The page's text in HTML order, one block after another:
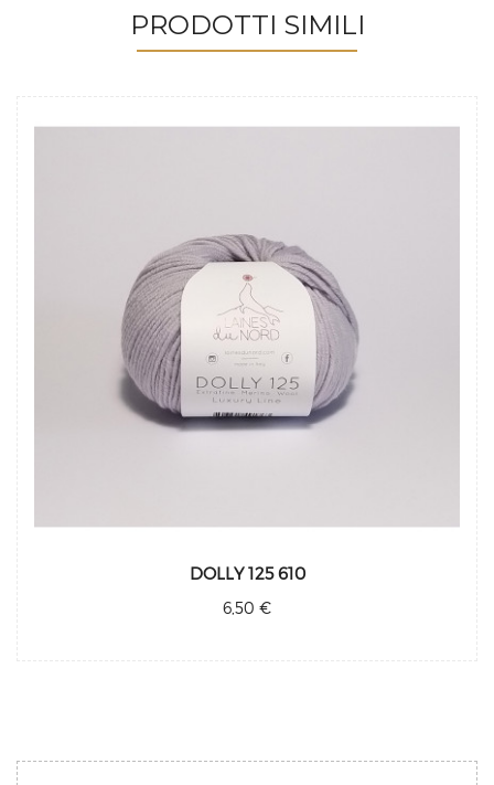
PRODOTTI SIMILI
DOLLY 125 610
6,50 €